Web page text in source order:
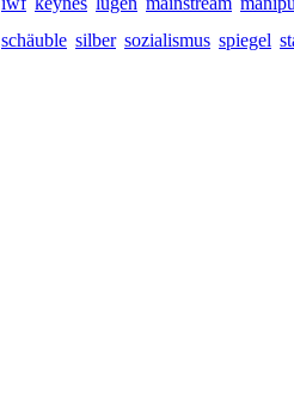
schäuble silber sozialismus spiegel